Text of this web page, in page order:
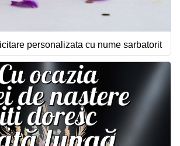
personalizata cu nume sarbatorit